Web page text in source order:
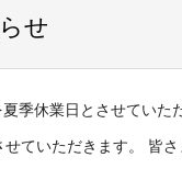
せ
季休業日とさせてい
せていただきます。 皆